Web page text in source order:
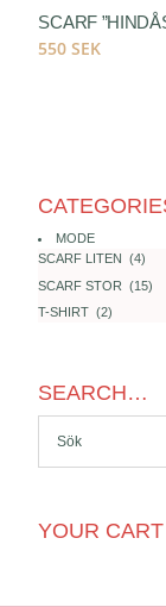
SCARF
550SEK
MODE
SCARF LITEN (4)
SCARF STOR (15)
T-SHIRT (2)
SEARCH…
YOUR CART